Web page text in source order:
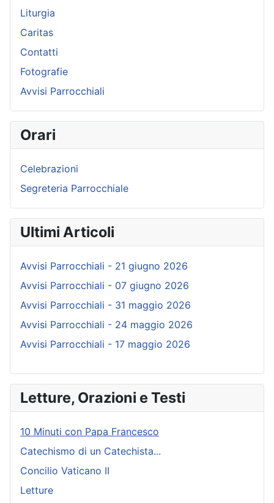
Liturgia
Caritas
Contatti
Fotografie
Avvisi Parrocchiali
Orari
Celebrazioni
Segreteria Parrocchiale
Ultimi Articoli
Avvisi Parrocchiali - 21 giugno 2026
Avvisi Parrocchiali - 07 giugno 2026
Avvisi Parrocchiali - 31 maggio 2026
Avvisi Parrocchiali - 24 maggio 2026
Avvisi Parrocchiali - 17 maggio 2026
Letture, Orazioni e Testi
10 Minuti con Papa Francesco
Catechismo di un Catechista...
Concilio Vaticano II
Letture